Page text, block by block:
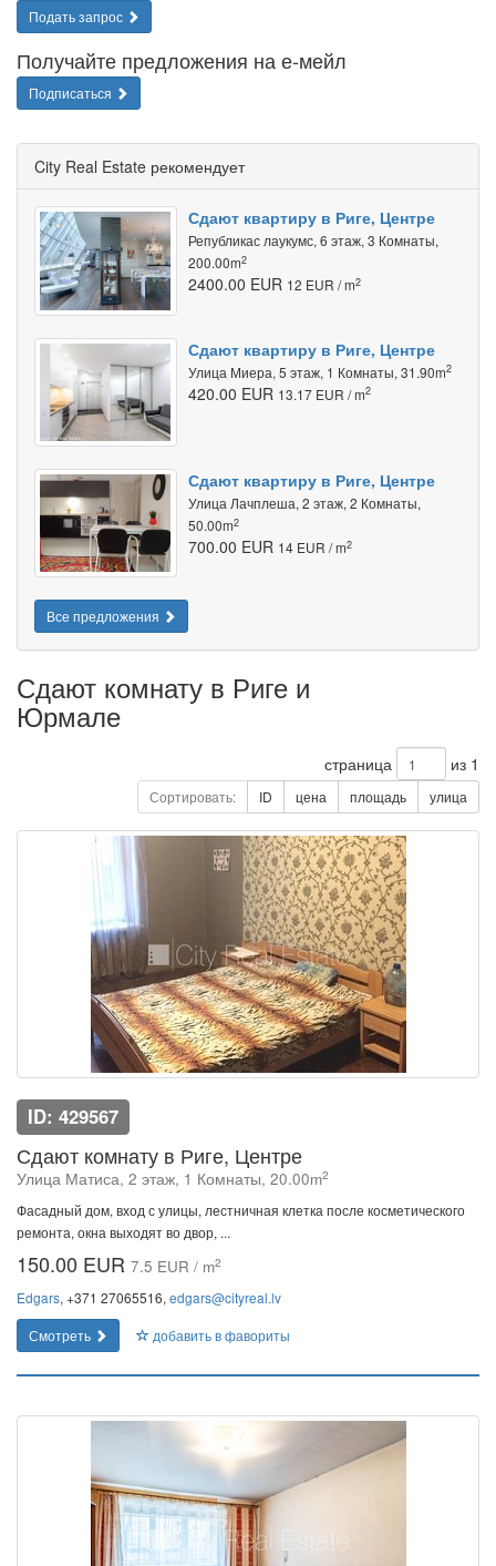
Подать запрос
Получайте предложения на е-мейл
Подписаться
City Real Estate рекомендует
Сдают квартиру в Риге, Центре
Републикас лаукумс, 6 этаж, 3 Комнаты,
200.00m2
2400.00 EUR 12 EUR / m2
Сдают квартиру в Риге, Центре
Улица Миера, 5 этаж, 1 Комнаты, 31.90m2
420.00 EUR 13.17 EUR / m2
Сдают квартиру в Риге, Центре
Улица Лачплеша, 2 этаж, 2 Комнаты,
50.00m2
700.00 EUR 14 EUR / m2
Все предложения
Сдают комнату в Риге и
Юрмале
страница из 1
Сортировать: ID цена площадь улица
ID: 429567
Сдают комнату в Риге, Центре
Улица Матиса, 2 этаж, 1 Комнаты, 20.00m2
Фасадный дом, вход с улицы, лестничная клетка после косметического
ремонта, окна выходят во двор, ...
150.00 EUR 7.5 EUR / m2
Edgars, +371 27065516, edgars@cityreal.lv
Смотреть
добавить в фавориты